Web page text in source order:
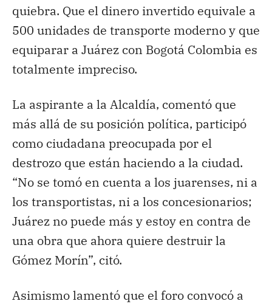
quiebra. Que el dinero invertido equivale a
500 unidades de transporte moderno y que
equiparar a Juárez con Bogotá Colombia es
totalmente impreciso.
La aspirante a la Alcaldía, comentó que
más allá de su posición política, participó
como ciudadana preocupada por el
destrozo que están haciendo a la ciudad.
“No se tomó en cuenta a los juarenses, ni a
los transportistas, ni a los concesionarios;
Juárez no puede más y estoy en contra de
una obra que ahora quiere destruir la
Gómez Morín”, citó.
Asimismo lamentó que el foro convocó a